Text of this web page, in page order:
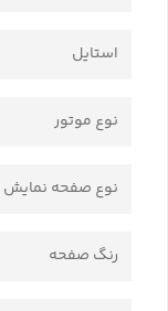
استایل
نوع موتور
نوع صفحه نمایش
رنگ صفحه